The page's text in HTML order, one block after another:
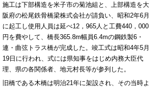
施工は下部構造を米子市の菊池組と、上部構造を大
阪府の松尾鉄骨橋梁株式会社が請負い、昭和2年6月
に起工し使用人員は延べ12，965人と工費440，000
円を費やして、橋長365.8m幅員6.4mの鋼鉄製6・
連・曲弦トラス橋が完成した。竣工式は昭和4年5月
19日に行われ、式には県知事をはじめ内務大臣代
理、県の各関係者、地元村長等が参列した。
旧橋である木橋は明治21年に架設され、その当時よ